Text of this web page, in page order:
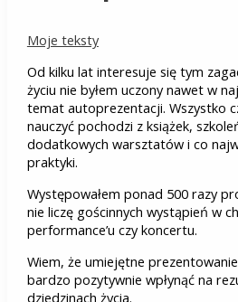
Moje teksty
Od kilku lat interesuje się tym
życiu nie byłem uczony nawet w
temat autoprezentacji. Wszystko
nauczyć pochodzi z książek,
dodatkowych warsztatów i co
praktyki.
Występowałem ponad 500 razy
nie liczę gościnnych wystąpień w
performance’u czy koncertu.
Wiem, że umiejętne
bardzo pozytywnie wpłynąć na
dziedzinach życia.